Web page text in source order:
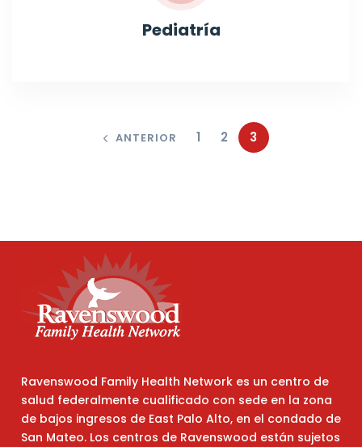
Pediatría
ANTERIOR 1 2 3
Ravenswood Family Health Network es un centro de
salud federalmente cualificado con sede en la zona
de bajos ingresos de East Palo Alto, en el condado de
San Mateo. Los centros de Ravenswood están sujetos